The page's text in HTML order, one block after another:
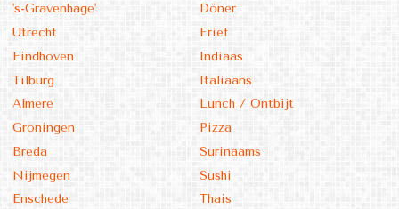
's-Gravenhage'
Utrecht
Eindhoven
Tilburg
Almere
Groningen
Breda
Nijmegen
Enschede
Döner
Friet
Indiaas
Italiaans
Lunch / Ontbijt
Pizza
Surinaams
Sushi
Thais